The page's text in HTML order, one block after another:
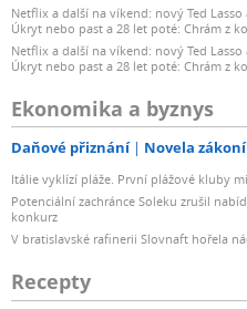
Netflix a další na víkend: nový Ted
Úkryt nebo past a 28 let poté: Chrám z
Netflix a další na víkend: nový Ted
Úkryt nebo past a 28 let poté: Chrám z
Ekonomika a byznys
Daňové přiznání Novela
Itálie vyklízí pláže. První plážové kluby
Potenciální zachránce Soleku zrušil
konkurz
V bratislavské rafinerii Slovnaft hořela
Recepty